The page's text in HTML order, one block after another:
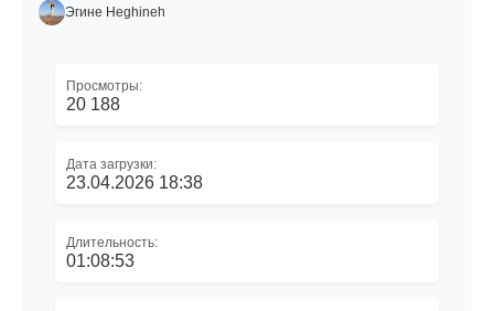
Эгине Heghineh
Просмотры:
20 188
Дата загрузки:
23.04.2026 18:38
Длительность:
01:08:53